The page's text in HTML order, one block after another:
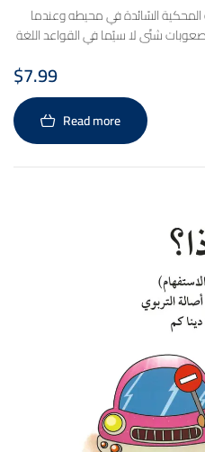
المحكية السّائدة في محيطه وعندما
صعوبات شتّى لا سيّما في القواعد اللغة
من خلال التّكرار، و من خلال جُملٍ
$7.99
Read more